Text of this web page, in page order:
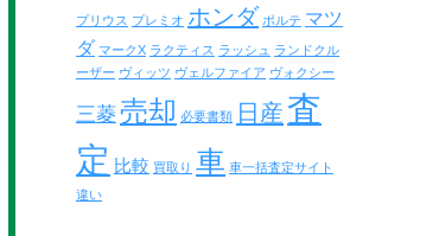
プリウス プレミオ ホンダ ポルテ マツ
ダ マークX ラクティス ラッシュ ランドクル
ーザー ヴィッツ ヴェルファイア ヴォクシー
三菱売却 必要書類 日産査
定 比較 買取り 車 車一括査定サイト
違い